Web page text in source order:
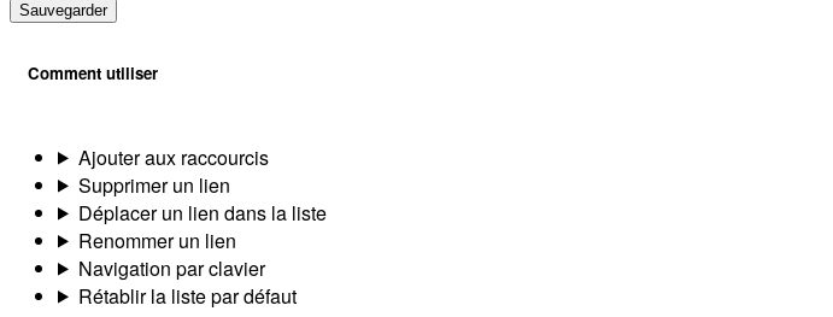
Sauvegarder
Comment utiliser
Ajouter aux raccourcis
Supprimer un lien
Déplacer un lien dans la liste
Renommer un lien
Navigation par clavier
Rétablir la liste par défaut